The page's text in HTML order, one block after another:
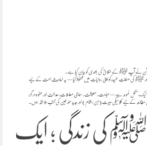
قرآن نے آپ ﷺ کے اخلاق کی بلندی کو بیان کیا ہے۔
ﷺ کی صفاتِ حمیدہ کو اپنی روایات میں محفوظ کیا — یہ احادیث امت کے لیے
نمونہ ہے — عبادت، معیشت، سماجی معاملات، عدالت اور عفو و درگزر
کے لیے کلاسیکی سیرت (ابن ہشام) اور جدید مؤرخین کی کتب ملاحظہ ہوں۔
ﷺ کی زندگی ؛ ایک